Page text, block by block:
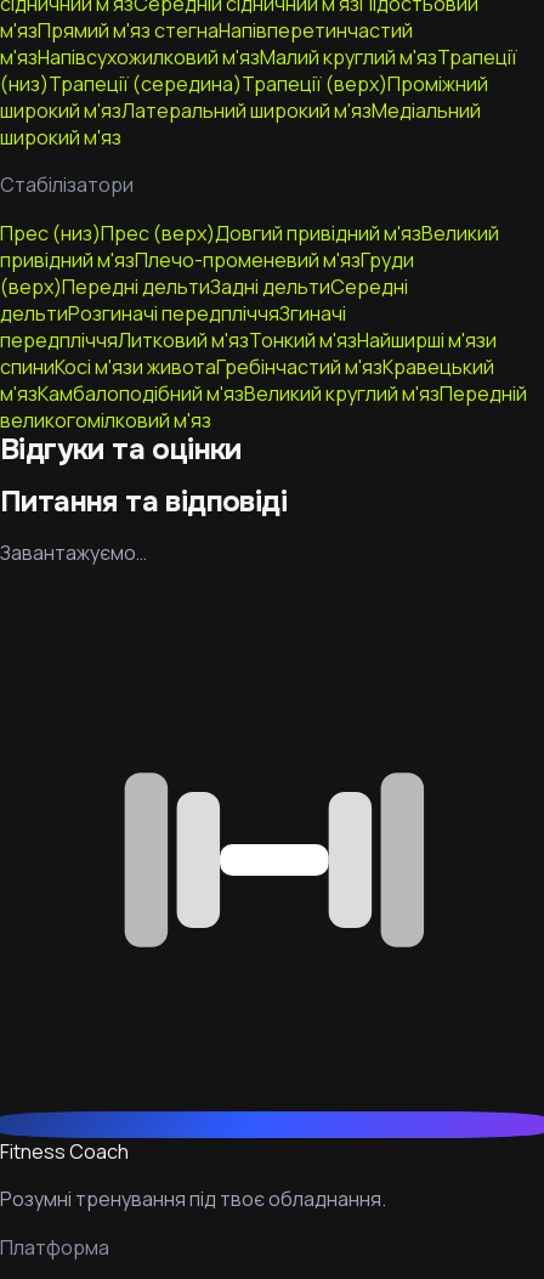
м'язПрямий м'яз стегнаНапівперетинчастий
м'язНапівсухожилковий м'язМалий круглий м'язТрапеції
(низ)Трапеції (середина)Трапеції (верх)Проміжний
широкий м'язЛатеральний широкий м'язМедіальний
широкий м'яз
Стабілізатори
Прес (низ)Прес (верх)Довгий привідний м'язВеликий
привідний м'язПлечо-променевий м'язГруди
(верх)Передні дельтиЗадні дельтиСередні
дельтиРозгиначі передпліччяЗгиначі
передпліччяЛитковий м'язТонкий м'язНайширші м'язи
спиниКосі м'язи животаГребінчастий м'язКравецький
м'язКамбалоподібний м'язВеликий круглий м'язПередній
великогомілковий м'яз
Відгуки та оцінки
Питання та відповіді
Завантажуємо…
Fitness Coach
Розумні тренування під твоє обладнання.
Платформа